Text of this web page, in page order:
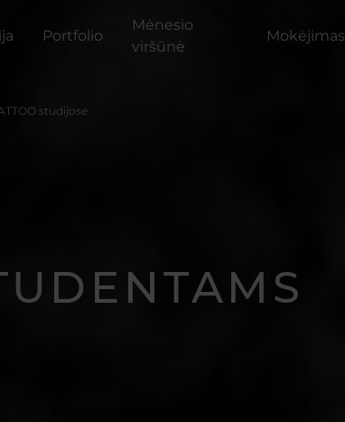
Portfolio
Mėnesio
viršūnė
Mokėjimas
studijose